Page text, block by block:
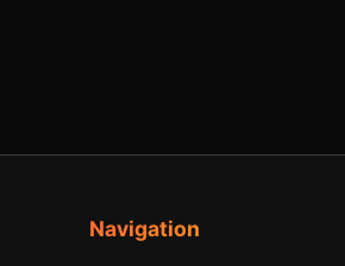
Navigation